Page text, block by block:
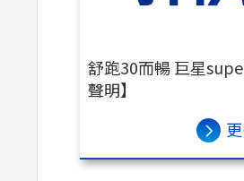
舒跑30而暢 巨星
聲明】